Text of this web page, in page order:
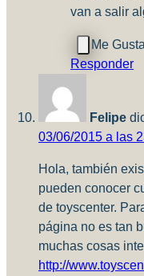
van a salir
Responder
Felipe
03/06/2015 a las
Hola, también
pueden conocer
de toyscenter.
página no es tan
muchas cosas
http://